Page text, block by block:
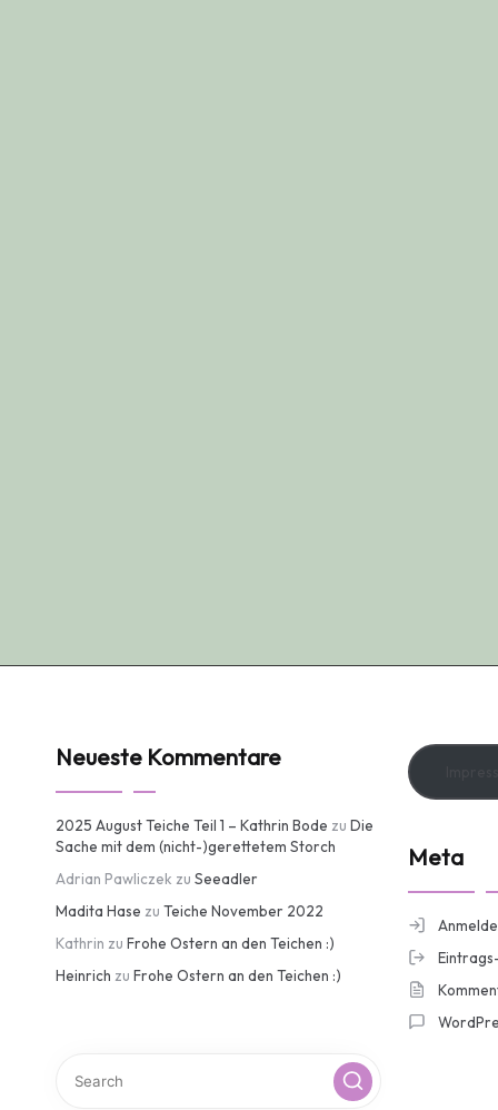
Neueste Kommentare
2025 August Teiche Teil 1 – Kathrin Bode zu Die
Sache mit dem (nicht-)gerettetem Storch
Adrian Pawliczek zu Seeadler
Madita Hase zu Teiche November 2022
Kathrin zu Frohe Ostern an den Teichen :)
Heinrich zu Frohe Ostern an den Teichen :)
Meta